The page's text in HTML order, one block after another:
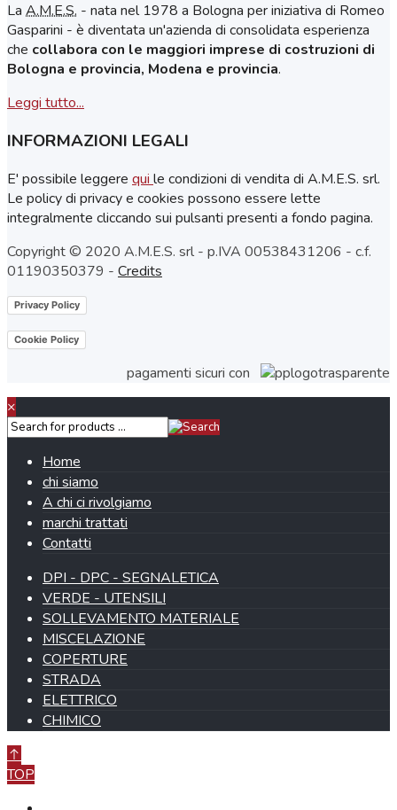
La A.M.E.S. - nata nel 1978 a Bologna per iniziativa di Romeo
Gasparini - è diventata un'azienda di consolidata esperienza
che collabora con le maggiori imprese di costruzioni di
Bologna e provincia, Modena e provincia.
Leggi tutto...
INFORMAZIONI LEGALI
E' possibile leggere qui le condizioni di vendita di A.M.E.S. srl.
Le policy di privacy e cookies possono essere lette
integralmente cliccando sui pulsanti presenti a fondo pagina.
Copyright © 2020 A.M.E.S. srl - p.IVA 00538431206 - c.f.
01190350379 - Credits
Privacy Policy
Cookie Policy
pagamenti sicuri con
×
Home
chi siamo
A chi ci rivolgiamo
marchi trattati
Contatti
DPI - DPC - SEGNALETICA
VERDE - UTENSILI
SOLLEVAMENTO MATERIALE
MISCELAZIONE
COPERTURE
STRADA
ELETTRICO
CHIMICO
TOP